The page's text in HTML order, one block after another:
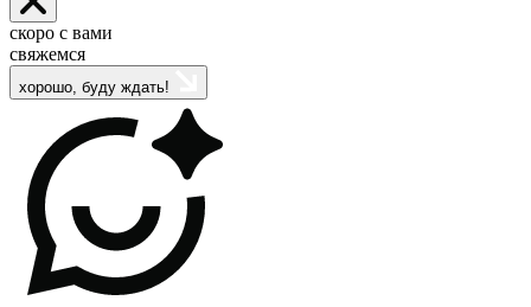
скоро с вами
свяжемся
хорошо, буду ждать!